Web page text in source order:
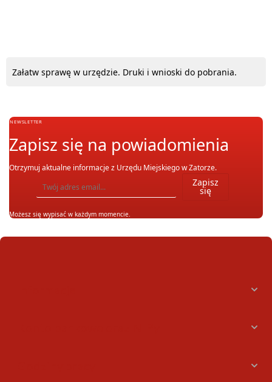
Załatw sprawę w urzędzie. Druki i wnioski do pobrania.
NEWSLETTER
Zapisz się na powiadomienia
Otrzymuj aktualne informacje z Urzędu Miejskiego w Zatorze.
Wpisz adres email, na który chcesz otrzymywać powiadomienia. Możesz również się
Zapisz
się
Możesz się wypisać w każdym momencie.